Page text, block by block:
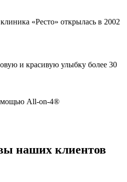
«Реcто» открылась в 2002
и красивую улыбку более 30
All-on-4®
наших клиентов